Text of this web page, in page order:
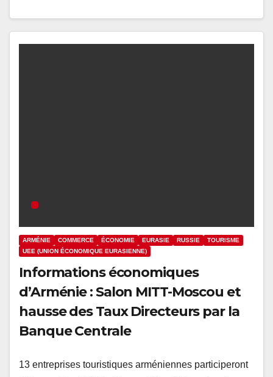
ARMÉNIE COMMERCE ÉCONOMIE EURASIE RUSSIE
TOURISME
UEE (UNION ÉCONOMIQUE EURASIENNE)
Informations économiques
d’Arménie : Salon MITT-Moscou et
hausse des Taux Directeurs par la
Banque Centrale
13 entreprises touristiques arméniennes participeront